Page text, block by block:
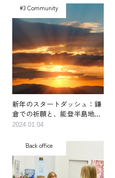
#3 Community
新年のスタートダッシュ：鎌
倉での祈願と、能登半島地...
Back office